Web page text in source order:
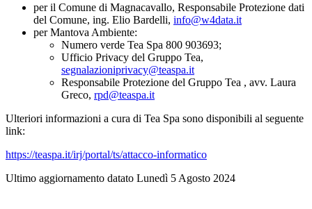
per il Comune di Magnacavallo, Responsabile Protezione dati
del Comune, ing. Elio Bardelli, info@w4data.it
per Mantova Ambiente:
Numero verde Tea Spa 800 903693;
Ufficio Privacy del Gruppo Tea,
segnalazioniprivacy@teaspa.it
Responsabile Protezione del Gruppo Tea , avv. Laura
Greco, rpd@teaspa.it
Ulteriori informazioni a cura di Tea Spa sono disponibili al seguente
link:
https://teaspa.it/irj/portal/ts/attacco-informatico
Ultimo aggiornamento datato Lunedì 5 Agosto 2024